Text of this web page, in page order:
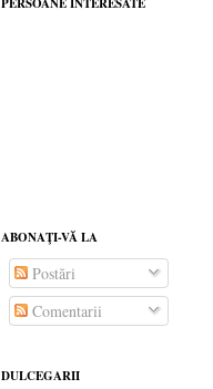
PERSOANE INTERESATE
ABONAŢI-VĂ LA
Postări
Comentarii
DULCEGARII